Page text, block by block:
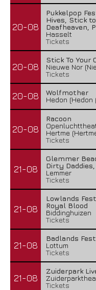
20-08
Pukkelpop
Hives, Stick
Deafheaven,
Hasselt
Tickets
20-08
Stick To Your
Nieuwe Nor
Tickets
20-08
Wolfmother
Hedon (Hedon
20-08
Racoon
Hertme
Tickets
21-08
Glemmer
Dirty
Lemmer
Tickets
21-08
Lowlands
Royal Blood
Biddinghuizen
Tickets
21-08
Badlands
Lottum
Tickets
21-08
Zuiderpark
Tickets